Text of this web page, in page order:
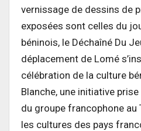
vernissage de dessins de
exposées sont celles du
béninois, le Déchaîné Du
déplacement de Lomé
célébration de la culture
Blanche, une initiative
du groupe francophone
les cultures des pays